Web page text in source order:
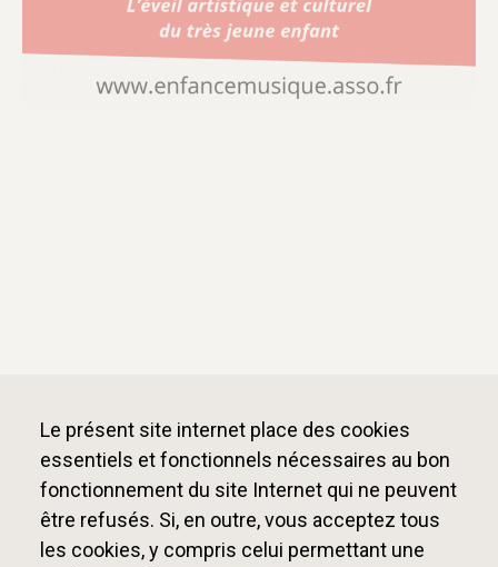
Le présent site internet place des cookies
essentiels et fonctionnels nécessaires au bon
fonctionnement du site Internet qui ne peuvent
être refusés. Si, en outre, vous acceptez tous
les cookies, y compris celui permettant une